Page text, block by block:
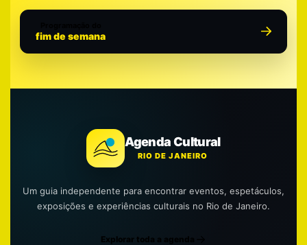
fim de semana
Agenda Cultural
RIO DE JANEIRO
Um guia independente para encontrar eventos, espetáculos,
exposições e experiências culturais no Rio de Janeiro.
Explorar toda a agenda